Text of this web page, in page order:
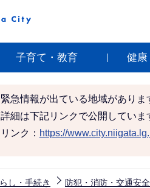
子育て・教育 健康
緊急情報が出ている地域がありま
詳細は下記リンクで公開していま
リンク： https://
し・手続き 防犯・消防・交通安全